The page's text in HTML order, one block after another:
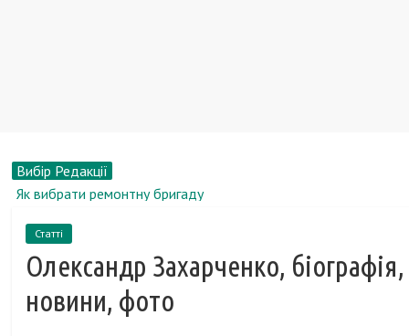
Вибір Редакції
Як вибрати ремонтну бригаду
німецькі інвестиції
10 речей в інтер'єрі, які видають відсутність смаку
Автомобілі Hyundai виявилися дефектними в самому
несподіваному місці
Статті
Олександр Захарченко, біографія,
новини, фото